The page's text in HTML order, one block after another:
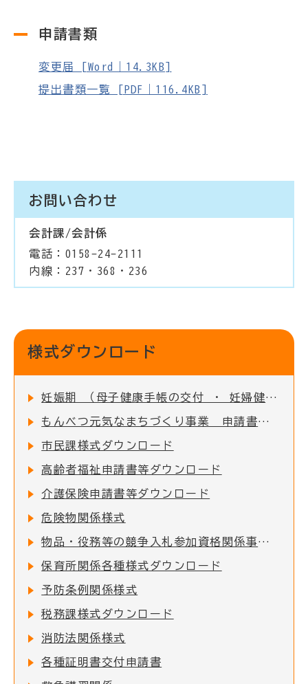
申請書類
変更届 [Word｜14.3KB]
提出書類一覧 [PDF｜116.4KB]
お問い合わせ
会計課/会計係
電話：0158-24-2111
内線：237・368・236
様式ダウンロード
妊娠期 （母子健康手帳の交付 ・ 妊婦健診の助成など）
もんべつ元気なまちづくり事業 申請書類一覧
市民課様式ダウンロード
高齢者福祉申請書等ダウンロード
介護保険申請書等ダウンロード
危険物関係様式
物品・役務等の競争入札参加資格関係事項の提出について
保育所関係各種様式ダウンロード
予防条例関係様式
税務課様式ダウンロード
消防法関係様式
各種証明書交付申請書